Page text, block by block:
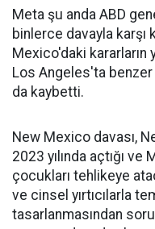
Meta şu anda ABD
binlerce davayla karşı
Mexico'daki kararların
Los Angeles'ta benzer
da kaybetti.
New Mexico davası,
2023 yılında açtığı ve
çocukları tehlikeye
ve cinsel yırtıcılarla
tasarlanmasından